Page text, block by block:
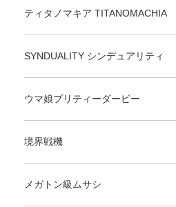
ティタノマキア TITANOMACHIA
SYNDUALITY シンデュアリティ
ウマ娘プリティーダービー
境界戦機
メガトン級ムサシ